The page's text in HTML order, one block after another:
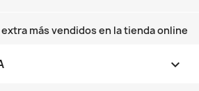
más vendidos en la tienda online
